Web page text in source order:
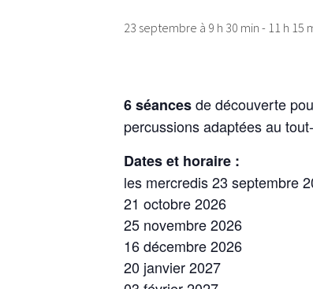
23 septembre à 9 h 30 min - 11 h 15
6 séancesde découverte
percussions adaptées au
Dates et horaire :
les mercredis 23 septembre
21 octobre 2026
25 novembre 2026
16 décembre 2026
20 janvier 2027